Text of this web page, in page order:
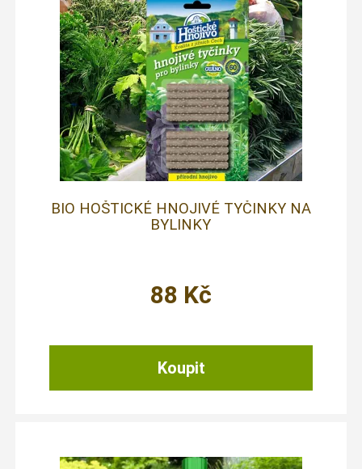
BIO HOŠTICKÉ HNOJIVÉ TYČINKY NA
BYLINKY
88 Kč